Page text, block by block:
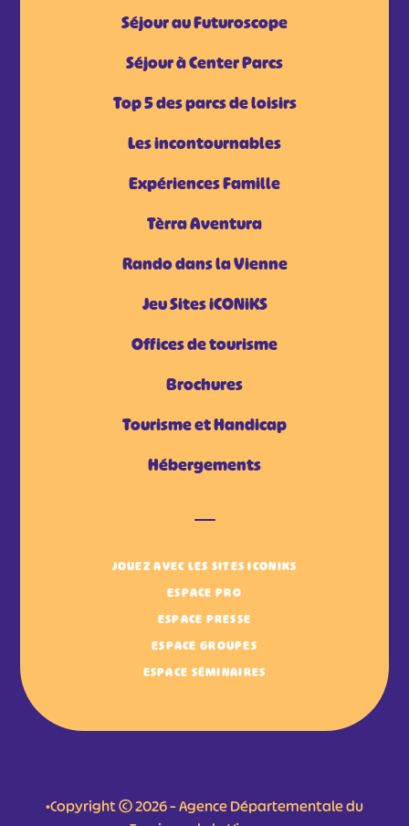
Séjour au Futuroscope
Séjour à Center Parcs
Top 5 des parcs de loisirs
Les incontournables
Expériences Famille
Tèrra Aventura
Rando dans la Vienne
Jeu Sites iCONiKS
Offices de tourisme
Brochures
Tourisme et Handicap
Hébergements
JOUEZ AVEC LES SITES ICONIKS
ESPACE PRO
ESPACE PRESSE
ESPACE GROUPES
ESPACE SÉMINAIRES
•Copyright © 2026 – Agence Départementale du